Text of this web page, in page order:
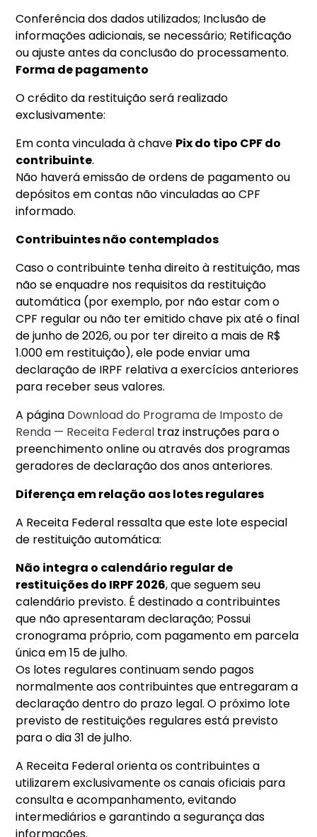
Conferência dos dados utilizados; Inclusão de
informações adicionais, se necessário; Retificação
ou ajuste antes da conclusão do processamento.
Forma de pagamento
O crédito da restituição será realizado
exclusivamente:
Em conta vinculada à chave Pix do tipo CPF do
contribuinte.
Não haverá emissão de ordens de pagamento ou
depósitos em contas não vinculadas ao CPF
informado.
Contribuintes não contemplados
Caso o contribuinte tenha direito à restituição, mas
não se enquadre nos requisitos da restituição
automática (por exemplo, por não estar com o
CPF regular ou não ter emitido chave pix até o final
de junho de 2026, ou por ter direito a mais de R$
1.000 em restituição), ele pode enviar uma
declaração de IRPF relativa a exercícios anteriores
para receber seus valores.
A página Download do Programa de Imposto de
Renda — Receita Federal traz instruções para o
preenchimento online ou através dos programas
geradores de declaração dos anos anteriores.
Diferença em relação aos lotes regulares
A Receita Federal ressalta que este lote especial
de restituição automática:
Não integra o calendário regular de
restituições do IRPF 2026, que seguem seu
calendário previsto. É destinado a contribuintes
que não apresentaram declaração; Possui
cronograma próprio, com pagamento em parcela
única em 15 de julho.
Os lotes regulares continuam sendo pagos
normalmente aos contribuintes que entregaram a
declaração dentro do prazo legal. O próximo lote
previsto de restituições regulares está previsto
para o dia 31 de julho.
A Receita Federal orienta os contribuintes a
utilizarem exclusivamente os canais oficiais para
consulta e acompanhamento, evitando
intermediários e garantindo a segurança das